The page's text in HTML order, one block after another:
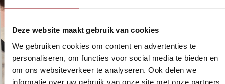
Deze website maakt gebruik van cookies
We gebruiken cookies om content en advertenties te
personaliseren, om functies voor social media te bieden en
om ons websiteverkeer te analyseren. Ook delen we
informatie over uw gebruik van onze site met onze partners